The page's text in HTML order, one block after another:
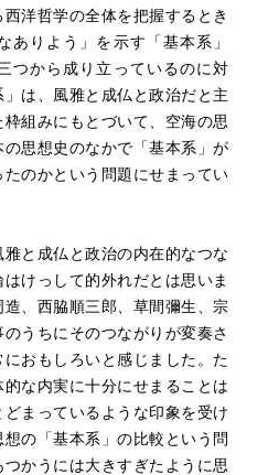
洋哲学の全体を把握するとき
ありよう」を示す「基本系」
つから成り立っているのに対
は、風雅と成仏と政治だと主
組みにもとづいて、空海の思
思想史のなかで「基本系」が
のかという問題にせまってい
と成仏と政治の内在的なつな
けっして的外れだとは思いま
、西脇順三郎、草間彌生、宗
うちにそのつながりが変奏さ
おもしろいと感じました。た
な内実に十分にせまることは
まっているような印象を受け
の「基本系」の比較という問
かうには大きすぎたように思